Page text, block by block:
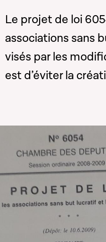
Le projet de loi
associations sans
visés par les
est d’éviter la